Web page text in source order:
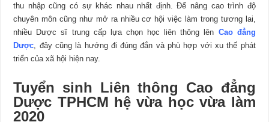
thu nhập cũng có sự khác nhau nhất định. Để nâng cao trình độ
chuyên môn cũng như mở ra nhiều cơ hội việc làm trong tương lai,
nhiều Dược sĩ trung cấp lựa chọn học liên thông lên Cao đẳng
Dược , đây cũng là hướng đi đúng đắn và phù hợp với xu thế phát
triển của xã hội hiện nay.
Tuyển sinh Liên thông Cao đẳng
Dược TPHCM hệ vừa học vừa làm
2020